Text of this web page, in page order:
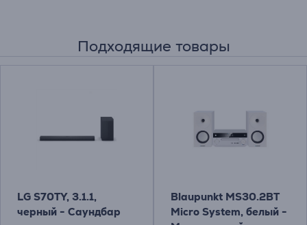
Подходящие товары
LG S70TY, 3.1.1,
черный - Саундбар
Blaupunkt MS30.2BT
Micro System, белый -